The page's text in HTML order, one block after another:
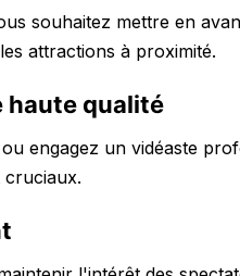
souhaitez mettre en
attractions à proximité.
haute qualité
engagez un vidéaste
cruciaux.